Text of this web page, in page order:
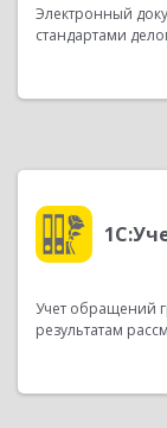
Электронный
стандартами
Учет обращений
результатам